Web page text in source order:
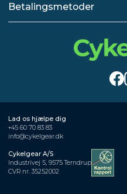
Betalingsmetoder
Lad os hjælpe dig
+45 60 70 83 83
info@cykelgear.dk
Cykelgear A/S
Industrivej 5, 9575 Terndrup
CVR nr. 35252002